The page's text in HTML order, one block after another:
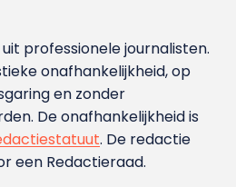
professionele journalisten.
onafhankelijkheid, op
en zonder
De onafhankelijkheid is
. De redactie
een Redactieraad.